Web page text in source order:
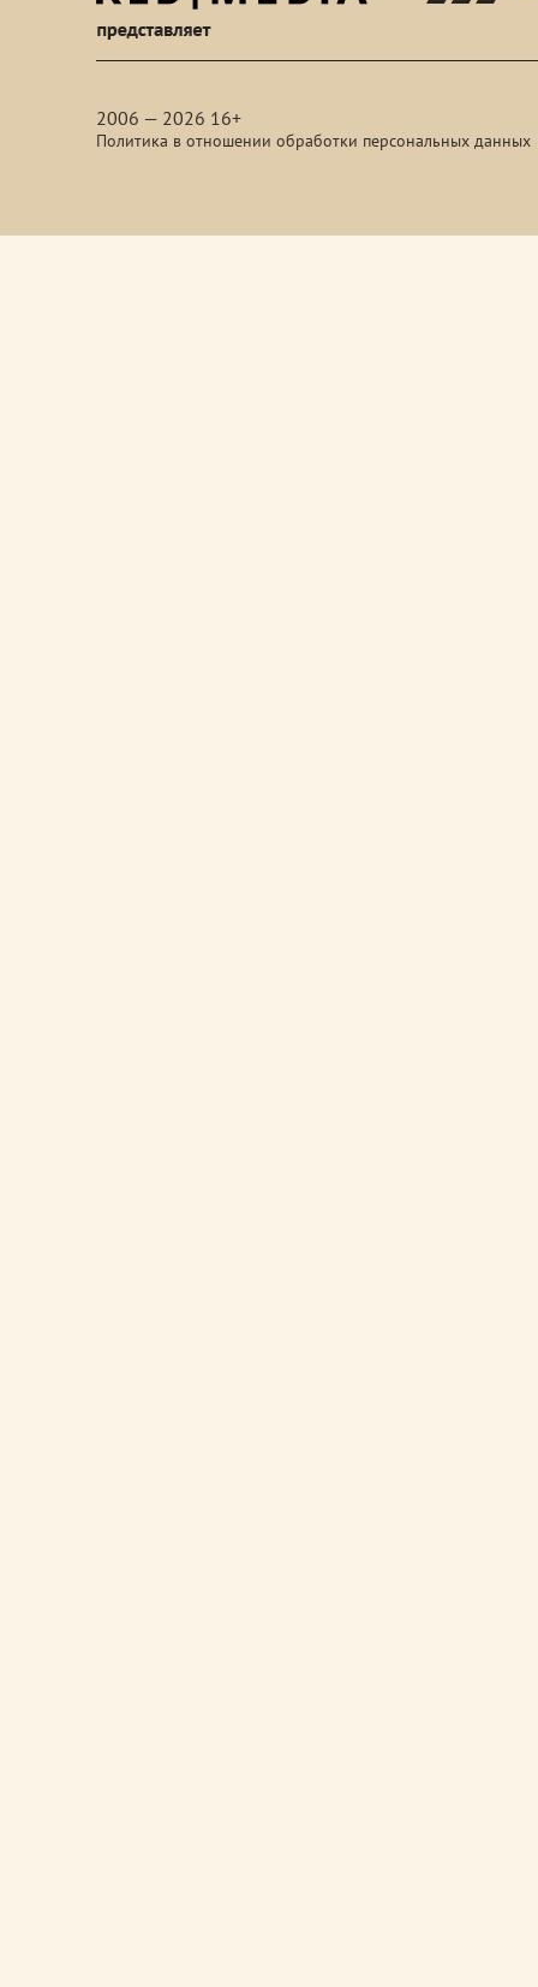
2006 — 2026 16+
Политика в отношении обработки персональных данных